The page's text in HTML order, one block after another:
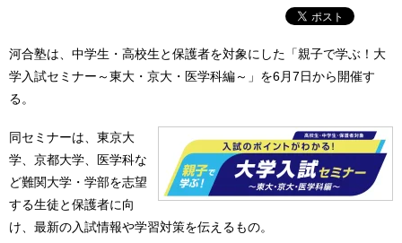
河合塾は、中学生・高校生と保護者を対象にした「親子で学ぶ！大
学入試セミナー～東大・京大・医学科編～」を6月7日から開催す
る。
同セミナーは、東京大
学、京都大学、医学科な
ど難関大学・学部を志望
する生徒と保護者に向
け、最新の入試情報や学習対策を伝えるもの。